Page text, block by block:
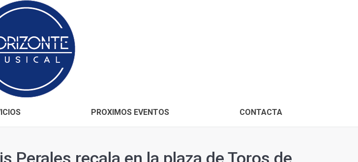
PROXIMOS EVENTOS CONTACTA
Perales recala en la plaza de Toros de
CONÓCENOS